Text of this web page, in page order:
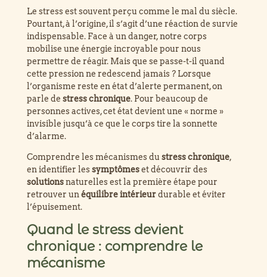
Définition canon
Le stress est souvent perçu comme le mal du siècle.
Pourtant, à l’origine, il s’agit d’une réaction de survie
indispensable. Face à un danger, notre corps
mobilise une énergie incroyable pour nous
permettre de réagir. Mais que se passe-t-il quand
cette pression ne redescend jamais ? Lorsque
l’organisme reste en état d’alerte permanent, on
parle de stress chronique. Pour beaucoup de
personnes actives, cet état devient une « norme »
invisible jusqu’à ce que le corps tire la sonnette
d’alarme.
Comprendre les mécanismes du stress chronique,
en identifier lessymptômeset découvrir des
solutionsnaturelles est la première étape pour
retrouver unéquilibre intérieurdurable et éviter
l’épuisement.
Quand le stress devient
chronique : comprendre le
mécanisme